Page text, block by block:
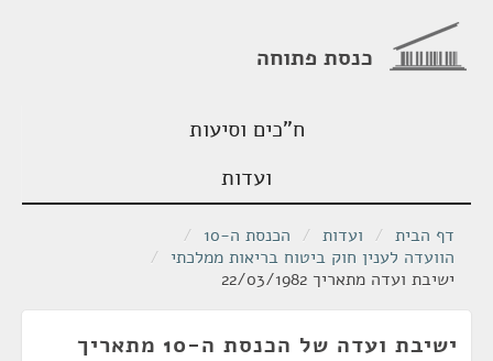
כנסת פתוחה
ח"כים וסיעות
ועדות
דף הבית / ועדות / הכנסת ה-10
/
הוועדה לענין חוק ביטוח בריאות ממלכתי /
ישיבת ועדה מתאריך 22/03/1982
ישיבת ועדה של הכנסת ה-10 מתאריך